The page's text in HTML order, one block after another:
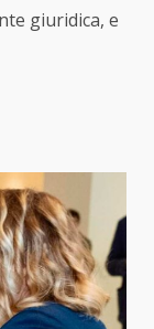
giuridica, e